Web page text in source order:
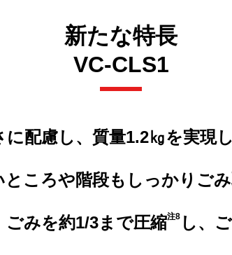
新たな特長
VC-CLS1
配慮し、質量1.2㎏を実現
ころや階段もしっかりご
みを約1/3まで圧縮注8 し、